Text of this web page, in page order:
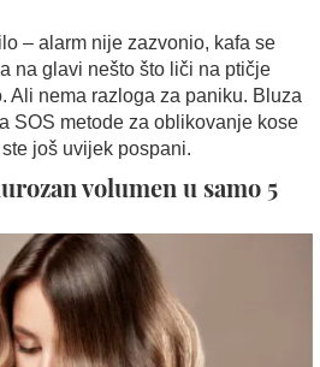
– alarm nije zazvonio, kafa se
na glavi nešto što liči na ptičje
Ali nema razloga za paniku. Bluza
SOS metode za oblikovanje kose
još uvijek pospani.
volumen u samo 5